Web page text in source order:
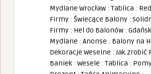
Mydlane Wrocław : Tablica :
Firmy : Świecące Balony :
Firmy : Hel do Balonów : Gdańsk
Mydlane : Anonse : Balony na
Dekoracje Weselne :Jak zrobić
Baniek : Wesele : Tablica :